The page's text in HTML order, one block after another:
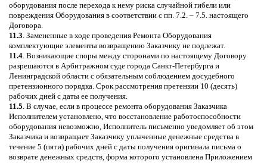
оборудования после перехода к нему риска случайной гибели или
повреждения Оборудования в соответствии с пп. 7.2. – 7.5. настоящего
Договора.
11.3. Замененные в ходе проведения Ремонта Оборудования
комплектующие элементы возвращению Заказчику не подлежат.
11.4. Возникающие споры между сторонами по настоящему Договору
разрешаются в Арбитражном суде города Санкт-Петербурга и
Ленинградской области с обязательным соблюдением досудебного
претензионного порядка. Срок рассмотрения претензии 10 (десять)
рабочих дней с даты ее получения.
11.5. В случае, если в процессе ремонта оборудования Заказчика
Исполнителем установлено, что восстановление работоспособности
оборудования невозможно, Исполнитель письменно уведомляет об этом
Заказчика и возвращает Заказчику уплаченные денежные средства в
течение 5 (пяти) рабочих дней с даты получения оригинала письма о
возврате денежных средств, форма которого установлена Приложением